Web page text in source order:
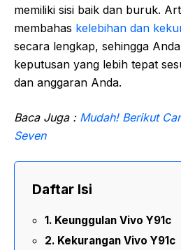
memiliki sisi baik dan buruk.
membahas kelebihan dan
secara lengkap, sehingga
keputusan yang lebih tepat
dan anggaran Anda.
Baca Juga : Mudah! Berikut
Seven
Daftar Isi
Keunggulan Vivo Y91c
Kekurangan Vivo Y91c